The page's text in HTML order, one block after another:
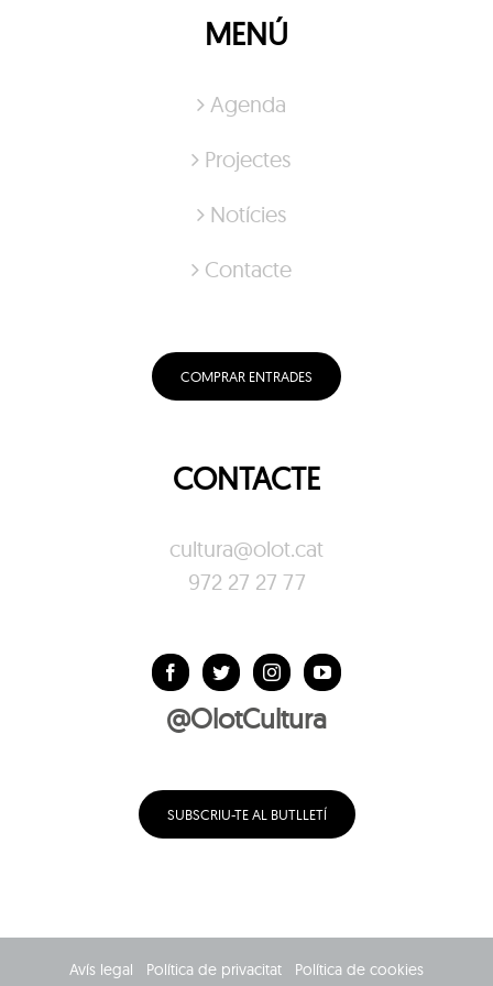
MENÚ
Agenda
Projectes
Notícies
Contacte
COMPRAR ENTRADES
CONTACTE
cultura@olot.cat
972 27 27 77
@OlotCultura
SUBSCRIU-TE AL BUTLLETÍ
Avís legal Política de privacitat Política de cookies